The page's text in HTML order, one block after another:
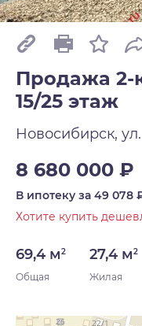
Продажа 2-
15/25 этаж
Новосибирск,
8 680 000 ₽
В ипотеку за 49 078
Хотите купить
69,4 м2
Общая
27,4 м2
Жилая